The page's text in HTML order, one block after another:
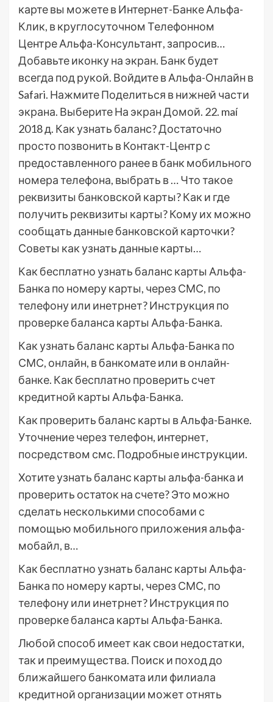
карте вы можете в Интернет-Банке Альфа-
Клик, в круглосуточном Телефонном
Центре Альфа-Консультант, запросив…
Добавьте иконку на экран. Банк будет
всегда под рукой. Войдите в Альфа-Онлайн в
Safari. Нажмите Поделиться в нижней части
экрана. Выберите На экран Домой. 22. maí
2018 д. Как узнать баланс? Достаточно
просто позвонить в Контакт-Центр с
предоставленного ранее в банк мобильного
номера телефона, выбрать в … Что такое
реквизиты банковской карты? Как и где
получить реквизиты карты? Кому их можно
сообщать данные банковской карточки?
Советы как узнать данные карты…
Как бесплатно узнать баланс карты Альфа-
Банка по номеру карты, через СМС, по
телефону или инетрнет? Инструкция по
проверке баланса карты Альфа-Банка.
Как узнать баланс карты Альфа-Банка по
СМС, онлайн, в банкомате или в онлайн-
банке. Как бесплатно проверить счет
кредитной карты Альфа-Банка.
Как проверить баланс карты в Альфа-Банке.
Уточнение через телефон, интернет,
посредством смс. Подробные инструкции.
Хотите узнать баланс карты альфа-банка и
проверить остаток на счете? Это можно
сделать несколькими способами с
помощью мобильного приложения альфа-
мобайл, в…
Как бесплатно узнать баланс карты Альфа-
Банка по номеру карты, через СМС, по
телефону или инетрнет? Инструкция по
проверке баланса карты Альфа-Банка.
Любой способ имеет как свои недостатки,
так и преимущества. Поиск и поход до
ближайшего банкомата или филиала
кредитной организации может отнять